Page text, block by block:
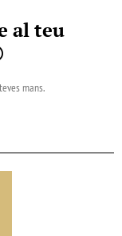
al teu
mans.